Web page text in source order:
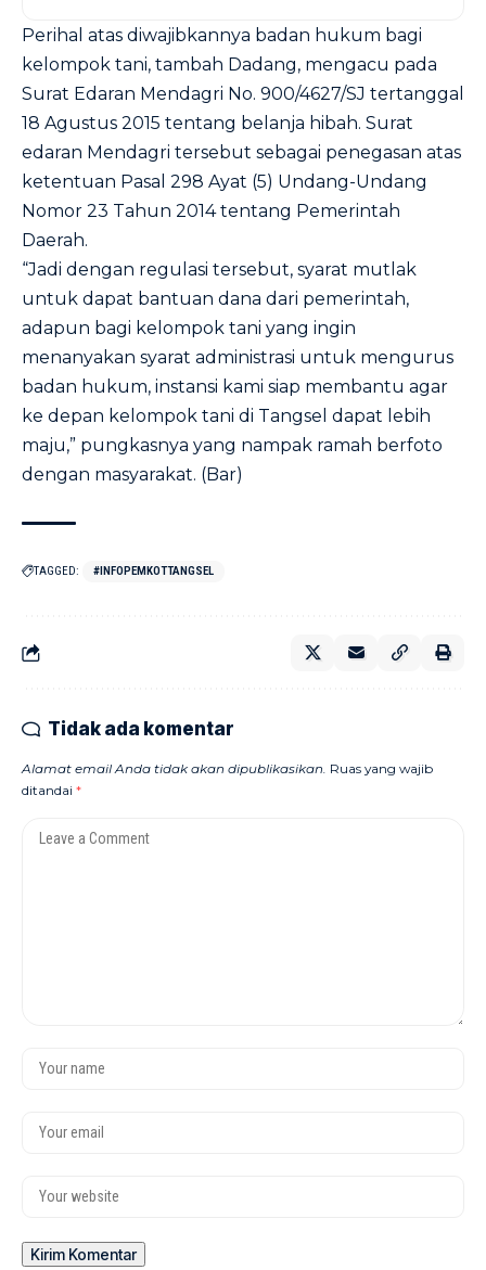
Perihal atas diwajibkannya badan hukum bagi
kelompok tani, tambah Dadang, mengacu pada
Surat Edaran Mendagri No. 900/4627/SJ tertanggal
18 Agustus 2015 tentang belanja hibah. Surat
edaran Mendagri tersebut sebagai penegasan atas
ketentuan Pasal 298 Ayat (5) Undang-Undang
Nomor 23 Tahun 2014 tentang Pemerintah
Daerah.
“Jadi dengan regulasi tersebut, syarat mutlak
untuk dapat bantuan dana dari pemerintah,
adapun bagi kelompok tani yang ingin
menanyakan syarat administrasi untuk mengurus
badan hukum, instansi kami siap membantu agar
ke depan kelompok tani di Tangsel dapat lebih
maju,” pungkasnya yang nampak ramah berfoto
dengan masyarakat. (Bar)
TAGGED: #INFOPEMKOTTANGSEL
Tidak ada komentar
Alamat email Anda tidak akan dipublikasikan. Ruas yang wajib
ditandai *